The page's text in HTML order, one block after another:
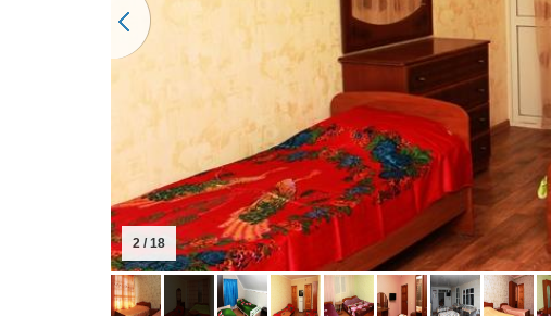
2 / 18